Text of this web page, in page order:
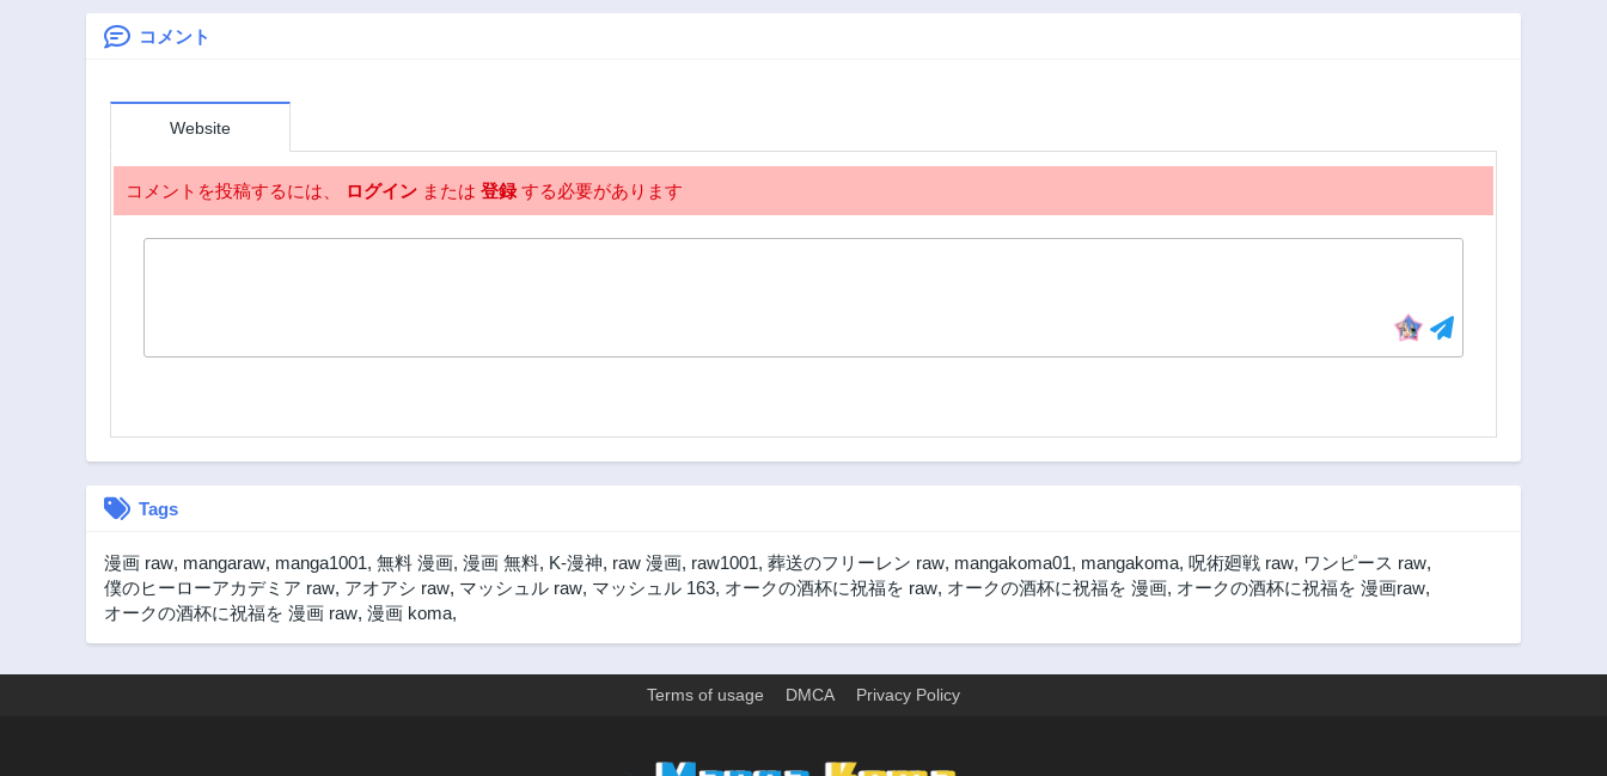
第10話
2年前
第9話
2年前
第8話 第7話 第6話
に溺愛されるなん
た魔王がくれた力
ク皇子は皇位継承
コメント
Website
コメントを投稿するには、 ログイン または 登録する必要があります
Tags
漫画 raw, mangaraw, manga1001, 無料 漫画, 漫画 無料, K-漫神, raw 漫画, raw1001, 葬送のフリーレン raw, mangakoma01, mangakoma, 呪術廻戦 raw, ワンピース raw,
僕のヒーローアカデミア raw, アオアシ raw, マッシュル raw, マッシュル 163, オークの酒杯に祝福を raw, オークの酒杯に祝福を 漫画, オークの酒杯に祝福を 漫画raw,
オークの酒杯に祝福を 漫画 raw, 漫画 koma,
Terms of usage DMCA Privacy Policy